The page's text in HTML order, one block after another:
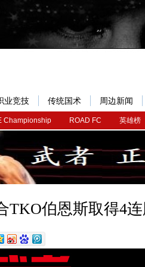
Championship ROAD FC 英雄榜
业竞技 传统国术 周边新闻
TKO伯恩斯取得4